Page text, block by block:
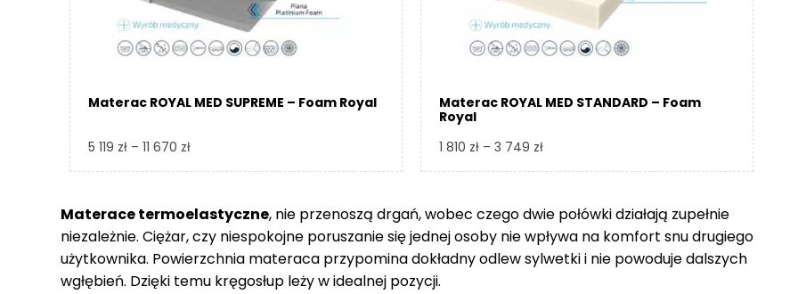
Materac ROYAL MED SUPREME – Foam Royal
5 119 zł – 11 670 złZakres
5
119 zł
do
11
670 zł
Materac ROYAL MED STANDARD – Foam
Royal
1 810 zł – 3 749 złZakres
1
810 zł
do
3
Materace termoelastyczne, nie przenoszą drgań, wobec czego dwie połówki działają zupełnie
niezależnie. Ciężar, czy niespokojne poruszanie się jednej osoby nie wpływa na komfort snu drugiego
użytkownika. Powierzchnia materaca przypomina dokładny odlew sylwetki i nie powoduje dalszych
wgłębień. Dzięki temu kręgosłup leży w idealnej pozycji.